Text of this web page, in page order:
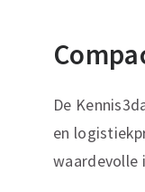
De
en
waardevolle